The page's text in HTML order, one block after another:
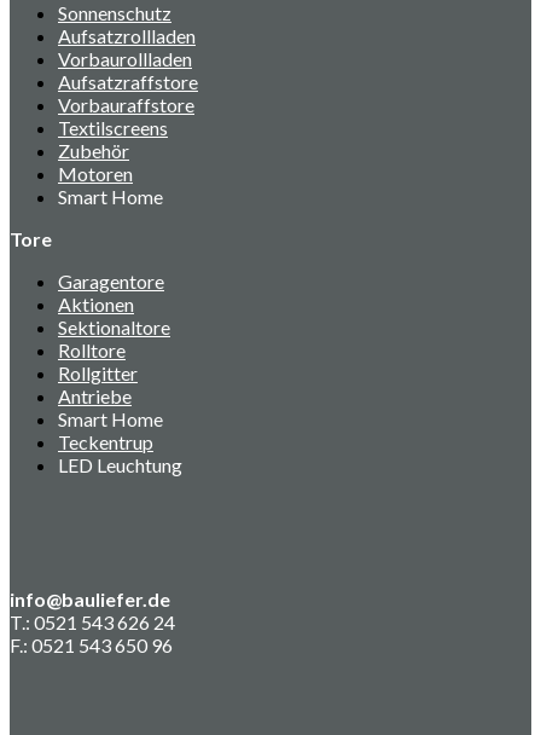
Sonnenschutz
Aufsatzrollladen
Vorbaurollladen
Aufsatzraffstore
Vorbauraffstore
Textilscreens
Zubehör
Motoren
Smart Home
Tore
Garagentore
Aktionen
Sektionaltore
Rolltore
Rollgitter
Antriebe
Smart Home
Teckentrup
LED Leuchtung
info@bauliefer.de
T.: 0521 543 626 24
F.: 0521 543 650 96